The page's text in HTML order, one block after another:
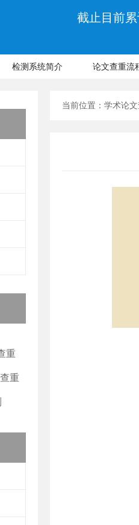
截止目前
检测系统简介 论文查重流
重
重
当前位置： 学术论